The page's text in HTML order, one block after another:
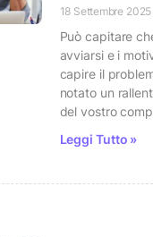
18 Settembre 2025
Può capitare
avviarsi e i
capire il
notato un
del vostro
Leggi Tutto »